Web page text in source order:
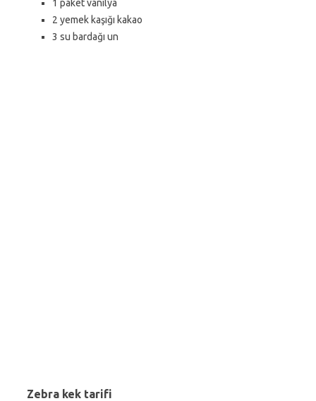
1 paket vanilya
2 yemek kaşığı kakao
3 su bardağı un
Zebra kek tarifi